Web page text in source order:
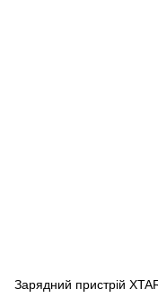
Зарядний пристрій